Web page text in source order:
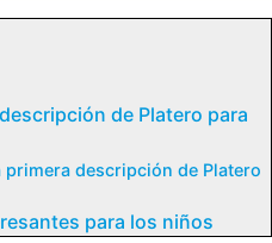
de Platero para
primera descripción de Platero
para los niños